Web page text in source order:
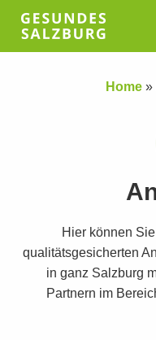
Home»
Hier können
qualitätsgesicherten
in ganz Salzburg
Partnern im